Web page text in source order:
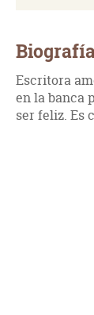
Escritora
en la banca
ser feliz. Es